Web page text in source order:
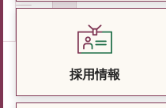
採用情報